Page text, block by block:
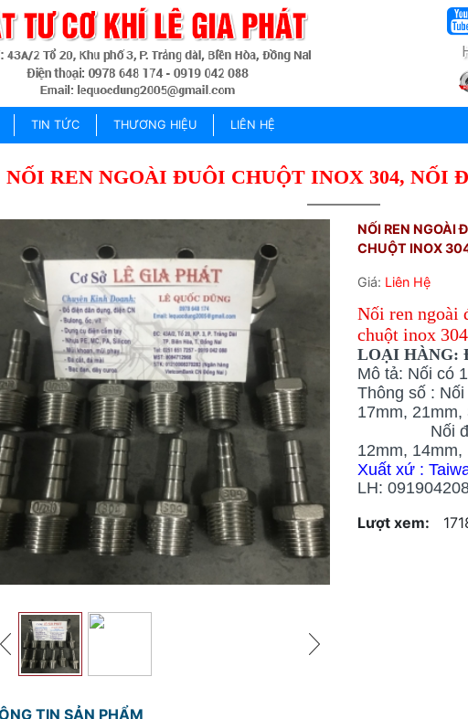
TIN TỨC THƯƠNG HIỆU LIÊN HỆ
NỐI REN NGOÀI ĐUÔI CHUỘT INOX 304, NỐI
NỐI REN NGOÀI
CHUỘT INOX
Giá: Liên Hệ
Nối ren ngoài
chuột inox 304
LOẠI HÀNG:
Mô tả: Nối có
Thông số :
17mm, 21mm,
Nối đầu
12mm, 14mm,
Xuất xứ :
LH:
Lượt xem:
TIN SẢN PHẨM